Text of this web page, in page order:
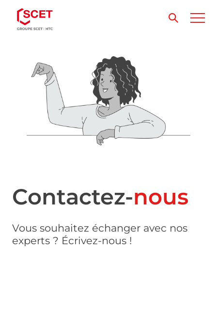
Contactez-nous
Vous souhaitez échanger avec nos
experts ? Écrivez-nous !